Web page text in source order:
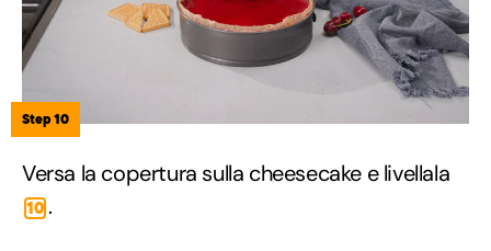
Step 10
Versa la copertura sulla cheesecake e livellala
10 .